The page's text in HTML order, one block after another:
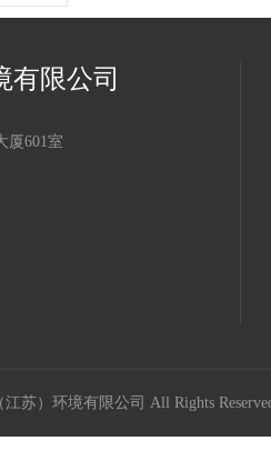
有限公司
厦601室
江苏）环境有限公司 All Rights